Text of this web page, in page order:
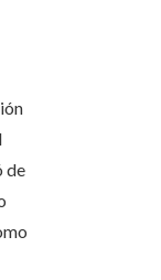
de